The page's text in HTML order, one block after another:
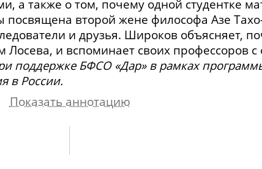
а также о том, почему одной студентке
посвящена второй жене философа Азе
и друзья. Широков объясняет,
Лосева, и вспоминает своих профессоров
поддержке БФСО «Дар» в рамках
в России.
Показать аннотацию